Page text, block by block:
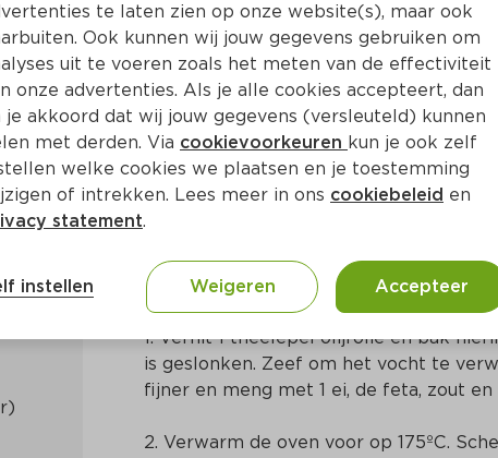
met spinaziesalade
Grieks
Bereidingswijze
1. Verhit 1 theelepel olijfolie en bak
is geslonken. Zeef om het vocht te
fijner en meng met 1 ei, de feta, zout en
2. Verwarm de oven voor op 175ºC.
te laten zien op onze website(s), maar ook
Ook kunnen wij jouw gegevens gebruiken om
uit te voeren zoals het meten van de effectiviteit
onze advertenties. Als je alle cookies accepteert, dan
je akkoord dat wij jouw gegevens (versleuteld) kunnen
met derden. Via cookievoorkeuren kun je ook zelf
welke cookies we plaatsen en je toestemming
of intrekken. Lees meer in ons cookiebeleid en
statement.
instellen Weigeren Accepteer